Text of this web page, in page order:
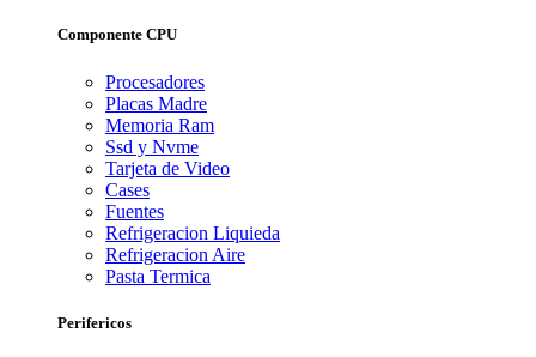
Componente CPU
Procesadores
Placas Madre
Memoria Ram
Ssd y Nvme
Tarjeta de Video
Cases
Fuentes
Refrigeracion Liquieda
Refrigeracion Aire
Pasta Termica
Perifericos